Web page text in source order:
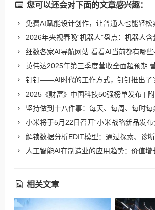
您可以还会对下面的文章感兴趣：
免费AI赋能设计创作，让普通人也能轻松
2026年央视春晚“机器人”盘点：机器人
细数各家AI导航网站 看看AI当前都有哪
英伟达2025年第三季度营收全面超预期 营收570.1亿美
钉钉——AI时代的工作方式，钉钉推出了
2025《财富》中国科技50强榜单发布 |
坚持做到十八件事：每天、每周、每时每刻反
小米将于5月22日召开“小米战略新品发布会”：发
解锁数据分析EDIT模型：通过探索、诊断、指导、工具
人工智能AI在制造业的应用趋势：价值增长引擎、跨界人才
相关文章